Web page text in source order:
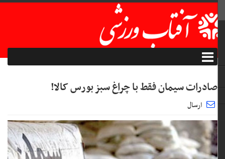
صادرات سیمان فقط با چراغ سبز بورس کالا!
ارسال